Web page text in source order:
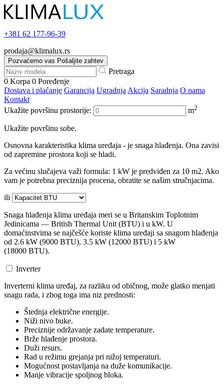
+381 62 177-96-39
prodaja@klimalux.rs
Pozvaćemo vas Pošaljite zahtev
Pretraga
0 Korpa 0 Poređenje
Dostava i plaćanje Garancija Ugradnja Akcija Saradnja O nama
Kontakt
Ukažite površinu prostorije:
m2
Ukažite površinu sobe.
Osnovna karakteristika klima uređaja - je snaga hlađenja. Ona zavisi
od zapremine prostora koji se hladi.
Za većinu slučajeva važi formula: 1 kW je predviđen za 10 m2. Ako
vam je potrebna preciznija procena, obratite se našim stručnjacima.
ili
Snaga hlađenja klima uređaja meri se u Britanskim Toplotnim
Jedinicama — British Thermal Unit (BTU) i u kW. U
domaćinstvima se najčešće koriste klima uređaji sa snagom hlađenja
od 2.6 kW (9000 BTU), 3.5 kW (12000 BTU) i 5 kW
(18000 BTU).
Inverter
Inverterni klima uređaj, za razliku od običnog, može glatko menjati
snagu rada, i zbog toga ima niz prednosti:
Štednja električne energije.
Niži nivo buke.
Preciznije održavanje zadate temperature.
Brže hlađenje prostora.
Duži resurs.
Rad u režimu grejanja pri nižoj temperaturi.
Mogućnost postavljanja na duže komunikacije.
Manje vibracije spoljnog bloka.